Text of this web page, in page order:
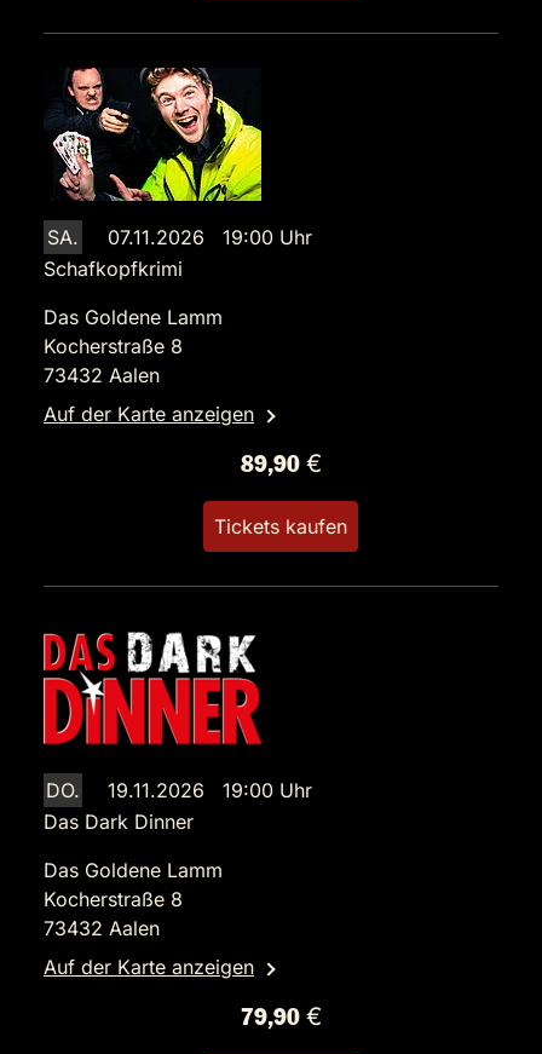
SA.
07.11.2026 19:00 Uhr
Schafkopfkrimi
Das Goldene Lamm
Kocherstraße 8
73432 Aalen
Auf der Karte anzeigen
89,90 €
Tickets kaufen
DO.
19.11.2026 19:00 Uhr
Das Dark Dinner
Das Goldene Lamm
Kocherstraße 8
73432 Aalen
Auf der Karte anzeigen
79,90 €